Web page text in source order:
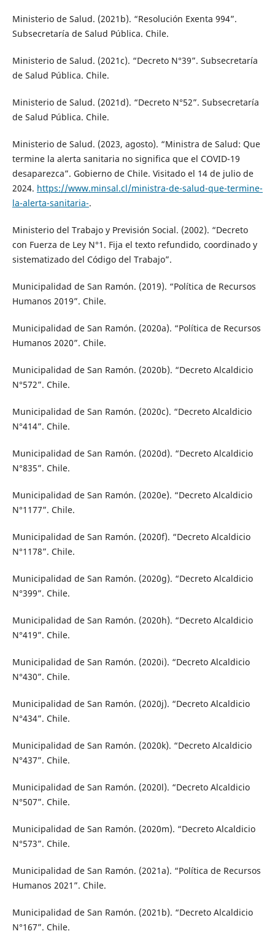
Ministerio de Salud. (2021b). “Resolución Exenta 994”.
Subsecretaría de Salud Pública. Chile.
Ministerio de Salud. (2021c). “Decreto N°39”. Subsecretaría
de Salud Pública. Chile.
Ministerio de Salud. (2021d). “Decreto N°52”. Subsecretaría
de Salud Pública. Chile.
Ministerio de Salud. (2023, agosto). “Ministra de Salud: Que
termine la alerta sanitaria no significa que el COVID-19
desaparezca”. Gobierno de Chile. Visitado el 14 de julio de
2024. https://www.minsal.cl/ministra-de-salud-que-termine-
la-alerta-sanitaria-.
Ministerio del Trabajo y Previsión Social. (2002). “Decreto
con Fuerza de Ley N°1. Fija el texto refundido, coordinado y
sistematizado del Código del Trabajo”.
Municipalidad de San Ramón. (2019). “Política de Recursos
Humanos 2019”. Chile.
Municipalidad de San Ramón. (2020a). “Política de Recursos
Humanos 2020”. Chile.
Municipalidad de San Ramón. (2020b). “Decreto Alcaldicio
N°572”. Chile.
Municipalidad de San Ramón. (2020c). “Decreto Alcaldicio
N°414”. Chile.
Municipalidad de San Ramón. (2020d). “Decreto Alcaldicio
N°835”. Chile.
Municipalidad de San Ramón. (2020e). “Decreto Alcaldicio
N°1177”. Chile.
Municipalidad de San Ramón. (2020f). “Decreto Alcaldicio
N°1178”. Chile.
Municipalidad de San Ramón. (2020g). “Decreto Alcaldicio
N°399”. Chile.
Municipalidad de San Ramón. (2020h). “Decreto Alcaldicio
N°419”. Chile.
Municipalidad de San Ramón. (2020i). “Decreto Alcaldicio
N°430”. Chile.
Municipalidad de San Ramón. (2020j). “Decreto Alcaldicio
N°434”. Chile.
Municipalidad de San Ramón. (2020k). “Decreto Alcaldicio
N°437”. Chile.
Municipalidad de San Ramón. (2020l). “Decreto Alcaldicio
N°507”. Chile.
Municipalidad de San Ramón. (2020m). “Decreto Alcaldicio
N°573”. Chile.
Municipalidad de San Ramón. (2021a). “Política de Recursos
Humanos 2021”. Chile.
Municipalidad de San Ramón. (2021b). “Decreto Alcaldicio
N°167”. Chile.